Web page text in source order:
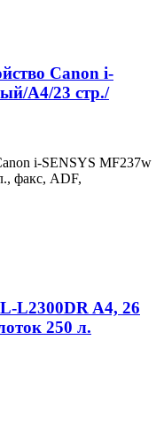
Canon i-
А4/23 стр./
i-SENSYS MF237w
факс, ADF,
L2300DR A4, 26
250 л.